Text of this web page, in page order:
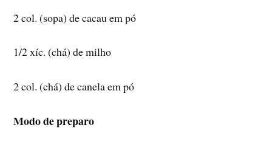
2 col. (sopa) de cacau em pó
1/2 xíc. (chá) de milho
2 col. (chá) de canela em pó
Modo de preparo